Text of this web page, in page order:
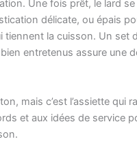
Une fois prêt, le lard
délicate, ou épais
tiennent la cuisson. Un set
bien entretenus assure une
mais c’est l’assiette qui
et aux idées de service